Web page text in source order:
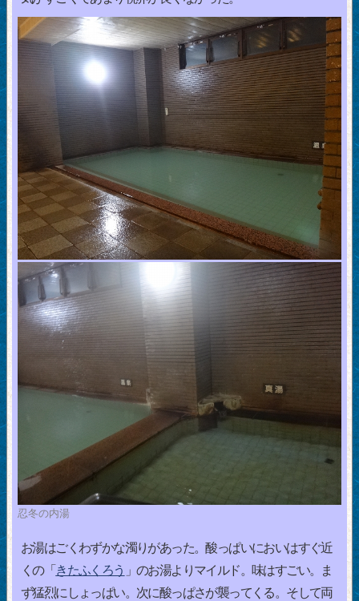
忍冬の内湯
お湯はごくわずかな濁りがあった。酸っぱいにおいはすぐ近
くの「 きたふくろう 」のお湯よりマイルド。味はすごい。ま
ず猛烈にしょっぱい。次に酸っぱさが襲ってくる。そして両